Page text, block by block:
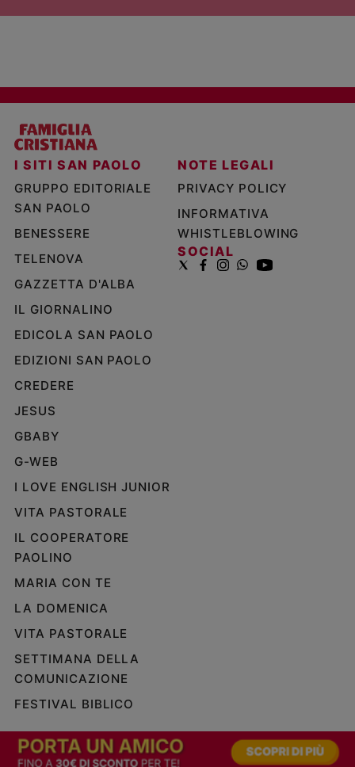
I SITI SAN PAOLO
GRUPPO EDITORIALE
SAN PAOLO
BENESSERE
TELENOVA
GAZZETTA D'ALBA
IL GIORNALINO
EDICOLA SAN PAOLO
EDIZIONI SAN PAOLO
CREDERE
JESUS
GBABY
G-WEB
I LOVE ENGLISH JUNIOR
VITA PASTORALE
IL COOPERATORE
PAOLINO
MARIA CON TE
LA DOMENICA
VITA PASTORALE
SETTIMANA DELLA
COMUNICAZIONE
FESTIVAL BIBLICO
NOTE LEGALI
PRIVACY POLICY
INFORMATIVA
WHISTLEBLOWING
SOCIAL